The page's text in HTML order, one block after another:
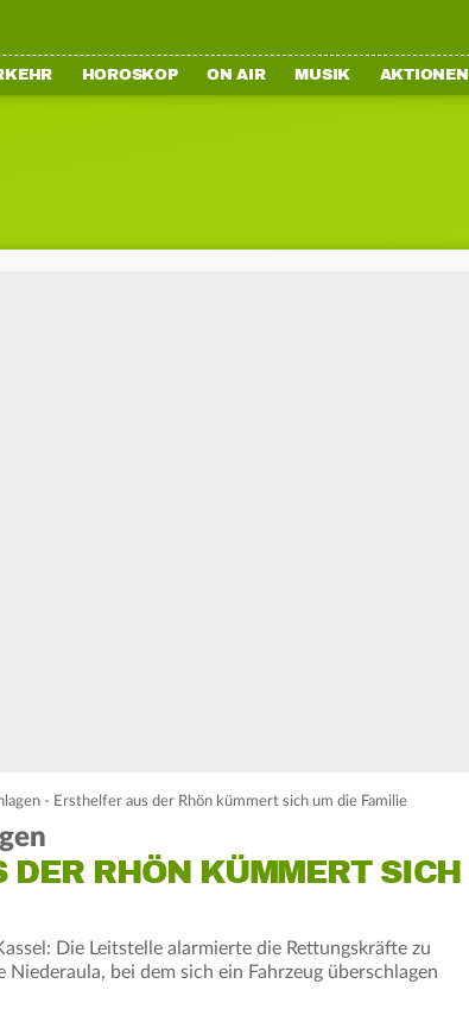
HOROSKOP ON AIR MUSIK AKTIONEN
- Ersthelfer aus der Rhön kümmert sich um die Familie
DER RHÖN KÜMMERT SICH
Die Leitstelle alarmierte die Rettungskräfte zu
bei dem sich ein Fahrzeug überschlagen